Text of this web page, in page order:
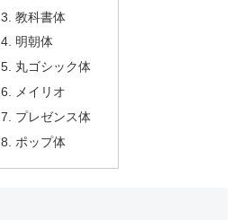
教科書体
明朝体
丸ゴシック体
メイリオ
プレゼンス体
ポップ体